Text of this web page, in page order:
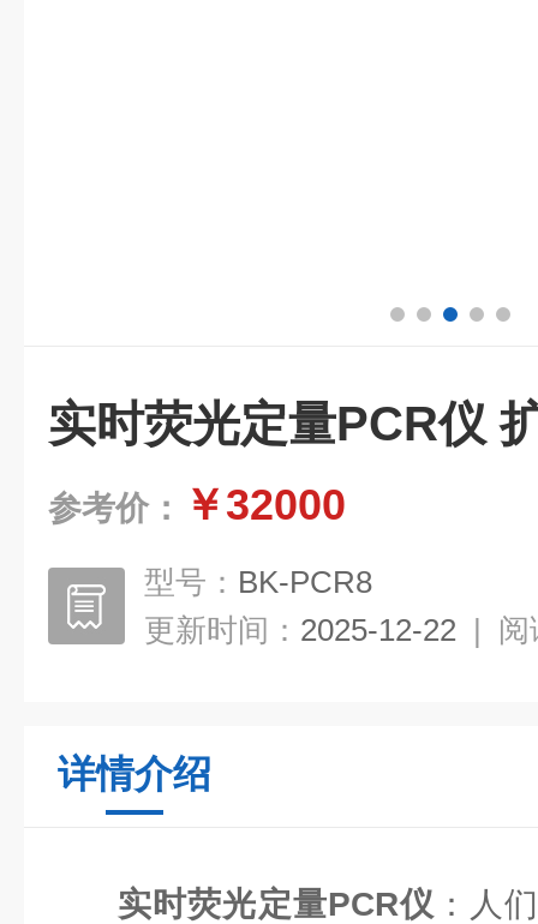
实时荧光定量PCR仪
参考价： ￥32000
型号： BK-PCR8
更新时间： 2025-12-22 | 阅
详情介绍
实时荧光定量PCR仪 ：人